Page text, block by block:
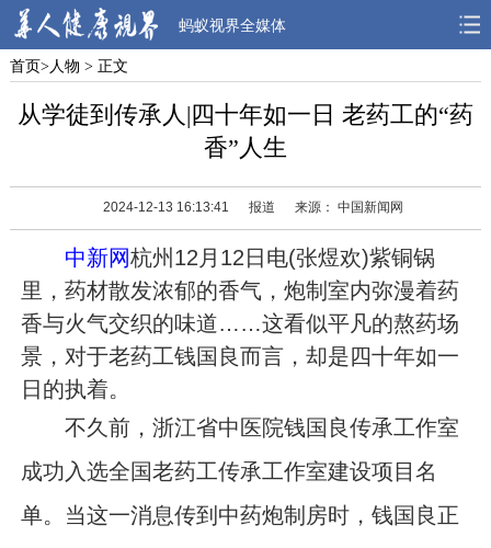
蚂蚁视界全媒体
首页 焦点 观点
风采
观察 解读 健康
首页>人物 > 正文
从学徒到传承人|四十年如一日 老药工的“药
香”人生
2024-12-13 16:13:41 报道 来源： 中国新闻网
中新网杭州12月12日电(张煜欢)紫铜锅
里，药材散发浓郁的香气，炮制室内弥漫着药
香与火气交织的味道……这看似平凡的熬药场
景，对于老药工钱国良而言，却是四十年如一
日的执着。
不久前，浙江省中医院钱国良传承工作室
成功入选全国老药工传承工作室建设项目名
单。当这一消息传到中药炮制房时，钱国良正